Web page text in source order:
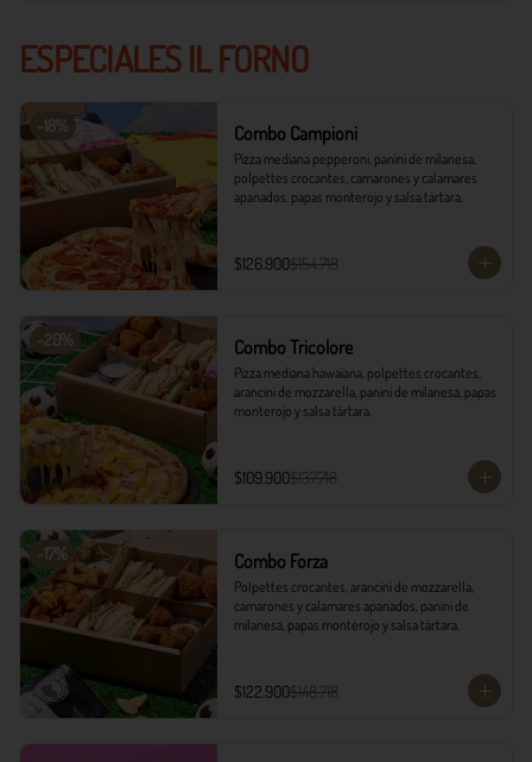
ESPECIALES IL FORNO
-18% Combo Campioni
Pizza mediana pepperoni, panini de milanesa,
polpettes crocantes, camarones y calamares
apanados, papas monterojo y salsa tártara.
$126.900$154.718
-20% Combo Tricolore
Pizza mediana hawaiana, polpettes crocantes,
arancini de mozzarella, panini de milanesa, papas
monterojo y salsa tártara.
$109.900$137.718
-17% Combo Forza
Polpettes crocantes, arancini de mozzarella,
camarones y calamares apanados, panini de
milanesa, papas monterojo y salsa tártara.
$122.900$148.718